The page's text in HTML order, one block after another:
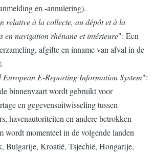
en -annulering).
relative à la collecte, au dépôt et à la
en navigation rhénane et intérieure": Een
afgifte en inname van afval in de
European E-Reporting Information System":
binnenvaart wordt gebruikt voor
en gegevensuitwisseling tussen
havenautoriteiten en andere betrokken
wordt momenteel in de volgende landen
Bulgarije, Kroatië, Tsjechië, Hongarije,